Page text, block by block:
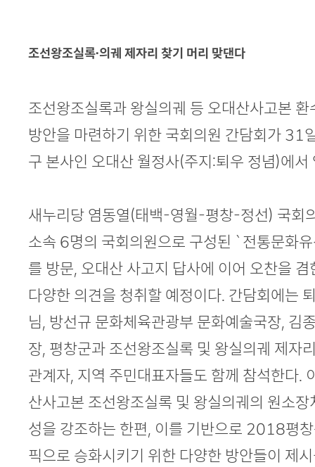
조선왕조실록·의궤 제자리 찾기 머리 맞댄다
조선왕조실록과 왕실의궤 등 오대산사고본
방안을 마련하기 위한 국회의원 간담회가 31
구 본사인 오대산 월정사(주지:퇴우 정념)에서
새누리당 염동열(태백-영월-평창-정선) 국회
소속 6명의 국회의원으로 구성된 `전통문화
를 방문, 오대산 사고지 답사에 이어 오찬을
다양한 의견을 청취할 예정이다. 간담회에는
님, 방선규 문화체육관광부 문화예술국장, 김
장, 평창군과 조선왕조실록 및 왕실의궤 제자
관계자, 지역 주민대표자들도 함께 참석한다.
산사고본 조선왕조실록 및 왕실의궤의 원소
성을 강조하는 한편, 이를 기반으로 2018평
픽으로 승화시키기 위한 다양한 방안들이 제